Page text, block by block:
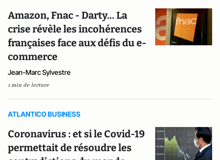
Amazon, Fnac - Darty... La
crise révèle les incohérences
françaises face aux défis du e-
commerce
Jean-Marc Sylvestre
1 min de lecture
ATLANTICO BUSINESS
Coronavirus : et si le Covid-19
permettait de résoudre les